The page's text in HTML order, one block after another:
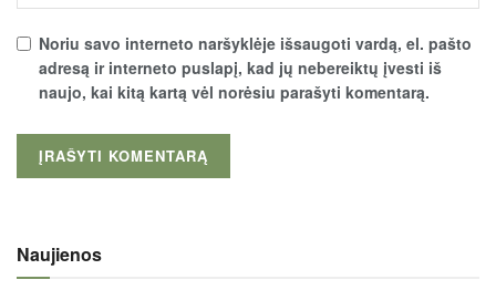
Noriu savo interneto naršyklėje išsaugoti vardą, el. pašto
adresą ir interneto puslapį, kad jų nebereiktų įvesti iš
naujo, kai kitą kartą vėl norėsiu parašyti komentarą.
Naujienos